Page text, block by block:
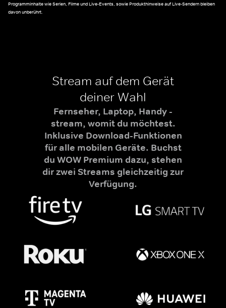
Programminhalte wie Serien, Filme und Live-Events, sowie Produkthinweise auf Live-Sendern bleiben
davon unberührt.
Stream auf dem Gerät
deiner Wahl
Fernseher, Laptop, Handy -
stream, womit du möchtest.
Inklusive Download-Funktionen
für alle mobilen Geräte. Buchst
du WOW Premium dazu, stehen
dir zwei Streams gleichzeitig zur
Verfügung.